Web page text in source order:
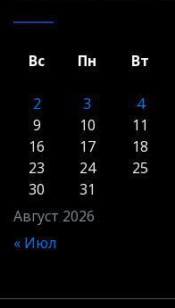
Август 2026
Вс Пн Вт
2
3 4
9
10 11
16
17 18
23
24 25
30
31
« Июл